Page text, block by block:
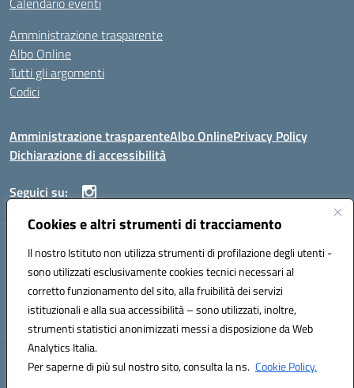
Cookies e altri strumenti di tracciamento
Il nostro Istituto non utilizza strumenti di profilazione degli utenti -
sono utilizzati esclusivamente cookies tecnici necessari al
corretto funzionamento del sito, alla fruibilità dei servizi
istituzionali e alla sua accessibilità – sono utilizzati, inoltre,
strumenti statistici anonimizzati messi a disposizione da Web
Analytics Italia.
Per saperne di più sul nostro sito, consulta la ns. Cookie Policy.
Amministrazione trasparente
Albo Online
Tutti gli argomenti
Codici
Amministrazione trasparenteAlbo OnlinePrivacy Policy
Dichiarazione di accessibilità
Seguici su:
ISTITUTO ISTRUZIONE SUPERIORE ANGELO ROTH
Codice fiscale: 80004310902 Codice meccanografico: SSIS019006
Telefono: 079951627
Mail: SSIS019006@istruzione.it PEC: SSIS019006@pec.istruzione.it
Hosting & Powered by 3D Solution S.r.l.
Concept & Design by Designers Italia